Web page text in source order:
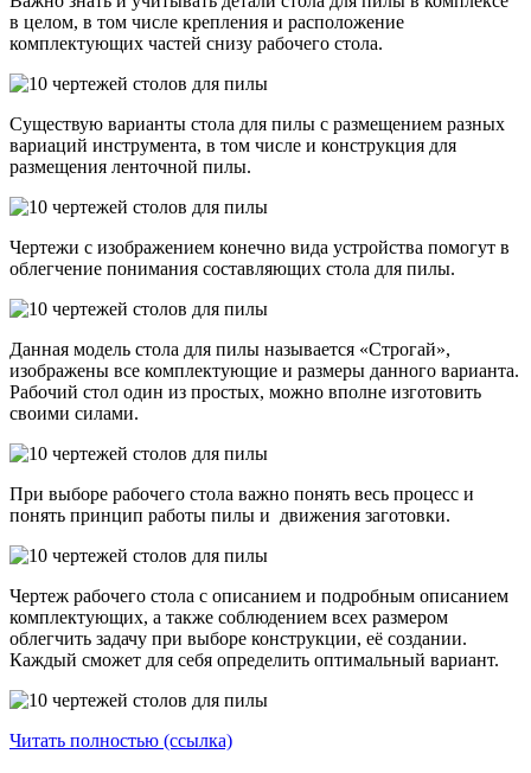
в целом, в том числе крепления и расположение
комплектующих частей снизу рабочего стола.
Существую варианты стола для пилы с размещением разных
вариаций инструмента, в том числе и конструкция для
размещения ленточной пилы.
Чертежи с изображением конечно вида устройства помогут в
облегчение понимания составляющих стола для пилы.
Данная модель стола для пилы называется «Строгай»,
изображены все комплектующие и размеры данного варианта.
Рабочий стол один из простых, можно вполне изготовить
своими силами.
При выборе рабочего стола важно понять весь процесс и
понять принцип работы пилы и движения заготовки.
Чертеж рабочего стола с описанием и подробным описанием
комплектующих, а также соблюдением всех размером
облегчить задачу при выборе конструкции, её создании.
Каждый сможет для себя определить оптимальный вариант.
Читать полностью (ссылка)